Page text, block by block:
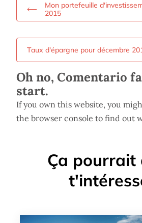
Mon portefeuille
2015
Taux d'épargne pour décembre
Oh no, Comentario
start.
If you own this website, you
the browser console to find out
Ça pourrait